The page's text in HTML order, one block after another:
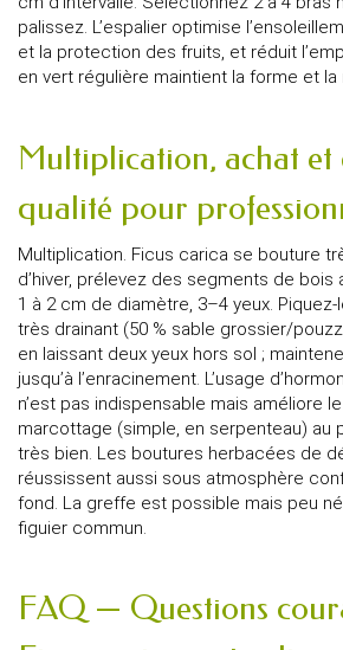
palissez. L’espalier optimise
et la protection des fruits, et réduit
en vert régulière maintient la forme et la
Multiplication, achat et
qualité pour
Multiplication. Ficus carica se bouture
d’hiver, prélevez des segments de bois
1 à 2 cm de diamètre, 3–4 yeux.
très drainant (50 % sable grossier/
en laissant deux yeux hors sol ;
jusqu’à l’enracinement. L’usage
n’est pas indispensable mais améliore
marcottage (simple, en serpenteau) au
très bien. Les boutures herbacées de
réussissent aussi sous atmosphère
fond. La greffe est possible mais peu
figuier commun.
FAQ — Questions